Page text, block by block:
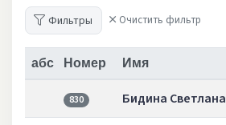
Фильтры Очистить фильтр
абс Номер Имя
830 Бидина Светлана